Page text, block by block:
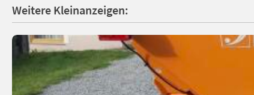
Weitere Kleinanzeigen: